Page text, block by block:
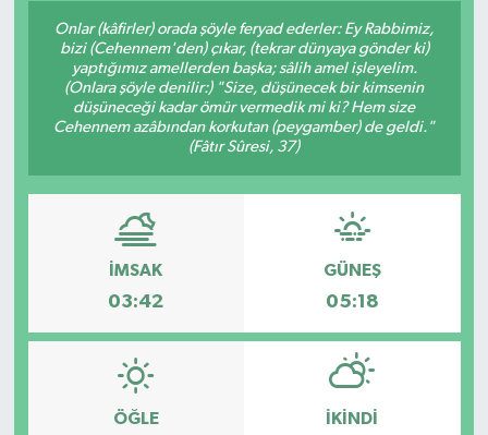
Onlar (kâfirler) orada şöyle feryad ederler: Ey Rabbimiz,
bizi (Cehennem'den) çıkar, (tekrar dünyaya gönder ki)
yaptığımız amellerden başka; sâlih amel işleyelim.
(Onlara şöyle denilir:) "Size, düşünecek bir kimsenin
düşüneceği kadar ömür vermedik mi ki? Hem size
Cehennem azâbından korkutan (peygamber) de geldi."
(Fâtır Sûresi, 37)
İMSAK
03:42
GÜNEŞ
05:18
ÖĞLE İKINDI
Siyaset
Spor
Yaşam